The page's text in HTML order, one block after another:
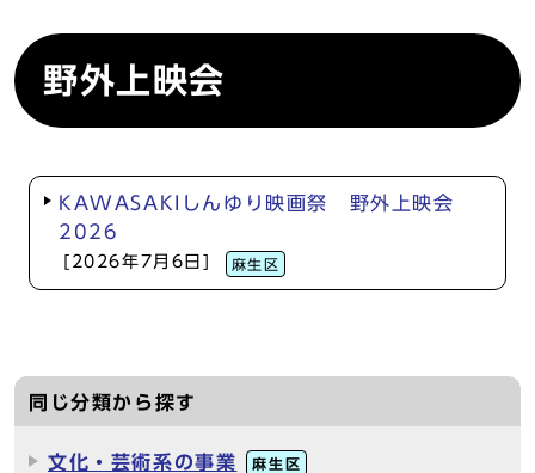
野外上映会
KAWASAKIしんゆり映画祭 野外上映会
2026
[2026年7月6日] 麻生区
同じ分類から探す
文化・芸術系の事業 麻生区